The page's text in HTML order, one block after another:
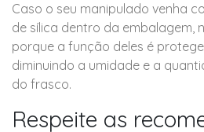
Caso o seu manipulado venha
de sílica dentro da embalagem,
porque a função deles é
diminuindo a umidade e a
do frasco.
Respeite as